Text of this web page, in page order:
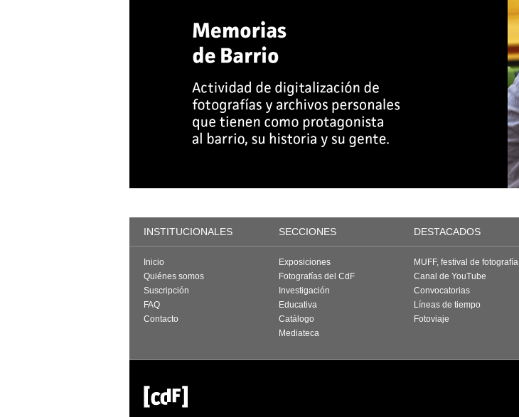
INSTITUCIONALES SECCIONES DESTACADOS
Inicio
Quiénes somos
Suscripción
FAQ
Contacto
Exposiciones
Fotografías del CdF
Investigación
Educativa
Catálogo
Mediateca
MUFF, festival de fotografía
Canal de YouTube
Convocatorias
Líneas de tiempo
Fotoviaje